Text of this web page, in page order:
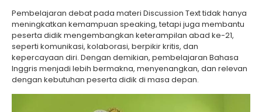
Pembelajaran debat pada materi Discussion Text tidak hanya
meningkatkan kemampuan speaking, tetapi juga membantu
peserta didik mengembangkan keterampilan abad ke-21,
seperti komunikasi, kolaborasi, berpikir kritis, dan
kepercayaan diri. Dengan demikian, pembelajaran Bahasa
Inggris menjadi lebih bermakna, menyenangkan, dan relevan
dengan kebutuhan peserta didik di masa depan.